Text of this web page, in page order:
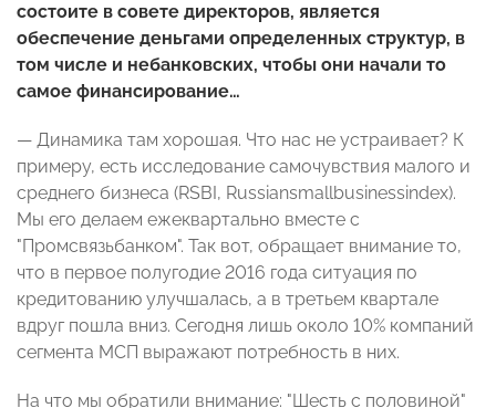
состоите в совете директоров, является
обеспечение деньгами определенных структур, в
том числе и небанковских, чтобы они начали то
самое финансирование…
— Динамика там хорошая. Что нас не устраивает? К
примеру, есть исследование самочувствия малого и
среднего бизнеса (RSBI, Russiansmallbusinessindex).
Мы его делаем ежеквартально вместе с
"Промсвязьбанком". Так вот, обращает внимание то,
что в первое полугодие 2016 года ситуация по
кредитованию улучшалась, а в третьем квартале
вдруг пошла вниз. Сегодня лишь около 10% компаний
сегмента МСП выражают потребность в них.
На что мы обратили внимание: "Шесть с половиной"